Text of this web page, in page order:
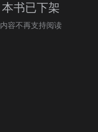
本书已下架
内容不再支持阅读